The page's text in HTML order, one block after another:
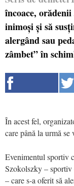
încoace,
inimoși și să
alergând sau
zâmbet” în
În acest fel,
care până la urmă se
Evenimentul sportiv
Szokolszky –
– care s-a oferit să